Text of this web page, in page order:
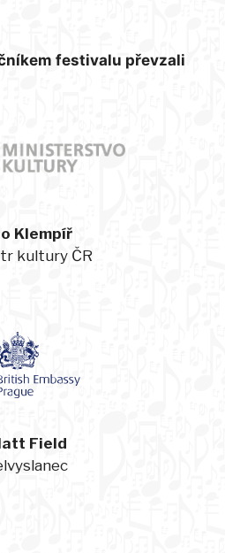
festivalu převzali
Klempíř
kultury ČR
Field